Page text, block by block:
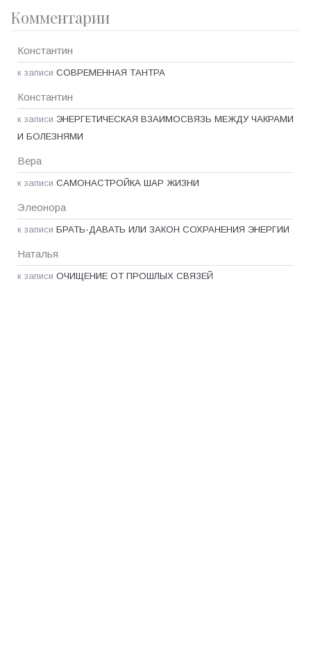
Комментарии
Константин
к записи СОВРЕМЕННАЯ ТАНТРА
Константин
к записи ЭНЕРГЕТИЧЕСКАЯ ВЗАИМОСВЯЗЬ МЕЖДУ ЧАКРАМИ
И БОЛЕЗНЯМИ
Вера
к записи САМОНАСТРОЙКА ШАР ЖИЗНИ
Элеонора
к записи БРАТЬ-ДАВАТЬ ИЛИ ЗАКОН СОХРАНЕНИЯ ЭНЕРГИИ
Наталья
к записи ОЧИЩЕНИЕ ОТ ПРОШЛЫХ СВЯЗЕЙ